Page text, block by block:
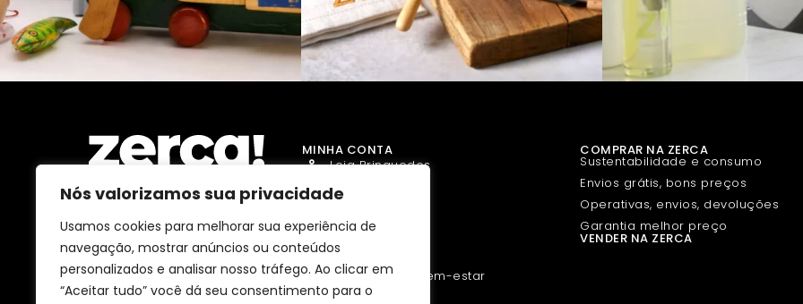
Nós valorizamos sua privacidade
Usamos cookies para melhorar sua experiência de
navegação, mostrar anúncios ou conteúdos
personalizados e analisar nosso tráfego. Ao clicar em
“Aceitar tudo” você dá seu consentimento para o
Comércios, produtores e
distribuidores locais. Pagam
impostos aqui, e dinamizam a
economia e o emprego na sua
comunidade.
MINHA CONTA
Loja Brinquedos
Loja Gourmet
Loja Drogaria
Loja Animais
Loja Beleza e Bem-estar
COMPRAR NA ZERCA
Sustentabilidade e consumo
Envios grátis, bons preços
Operativas, envios, devoluções
Garantia melhor preço
VENDER NA ZERCA